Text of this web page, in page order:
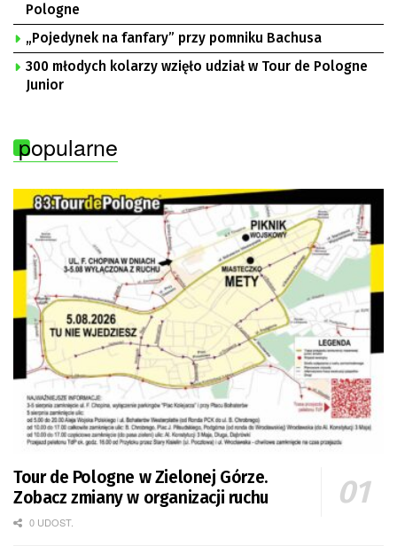
Pologne
„Pojedynek na fanfary” przy pomniku Bachusa
300 młodych kolarzy wzięło udział w Tour de Pologne
Junior
popularne
Tour de Pologne w Zielonej Górze.
Zobacz zmiany w organizacji ruchu
0 UDOST.